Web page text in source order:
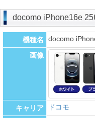
docomo iPhone16e
機種名 docomo
画像
キャリア ドコモ